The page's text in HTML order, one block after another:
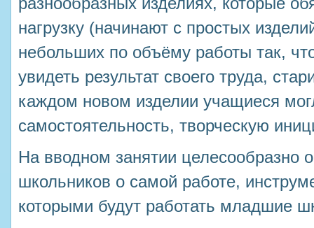
нагрузку (начинают с простых
небольших по объёму работы так,
увидеть результат своего труда,
каждом новом изделии учащиеся
самостоятельность, творческую
На вводном занятии целесообразно
школьников о самой работе,
которыми будут работать младшие